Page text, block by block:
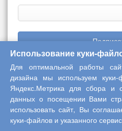
Copyright © 2013-2026 Центр
плюс»
Использование куки-
Для оптимальной работы
дизайна мы используем
Яндекс.Метрика для сбора и
данных о посещении Вами
использовать сайт, Вы
куки-файлов и указанного